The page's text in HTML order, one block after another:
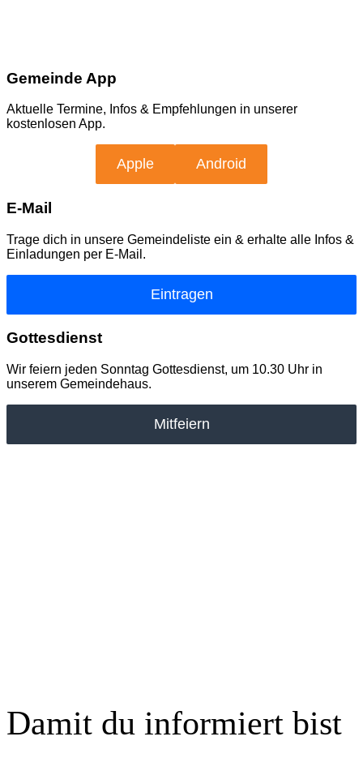
Gemeinde App
Aktuelle Termine, Infos & Empfehlungen in unserer
kostenlosen App.
Apple Android
E-Mail
Trage dich in unsere Gemeindeliste ein & erhalte alle Infos &
Einladungen per E-Mail.
Eintragen
Gottesdienst
Wir feiern jeden Sonntag Gottesdienst, um 10.30 Uhr in
unserem Gemeindehaus.
Mitfeiern
Damit du informiert bist